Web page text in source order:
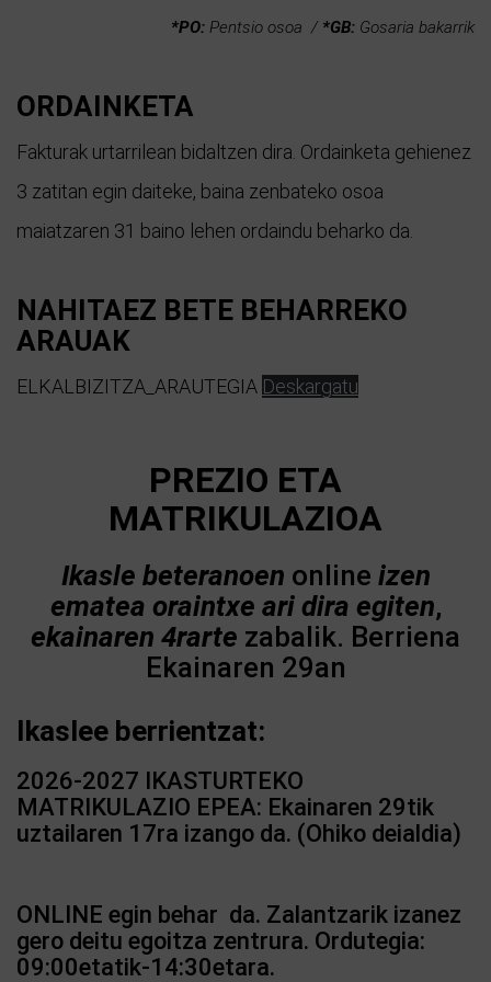
*PO: Pentsio osoa / *GB: Gosaria bakarrik
ORDAINKETA
Fakturak urtarrilean bidaltzen dira. Ordainketa gehienez
3 zatitan egin daiteke, baina zenbateko osoa
maiatzaren 31 baino lehen ordaindu beharko da.
NAHITAEZ BETE BEHARREKO
ARAUAK
ELKALBIZITZA_ARAUTEGIA Deskargatu
PREZIO ETA
MATRIKULAZIOA
Ikasle beteranoen online izen
ematea oraintxe ari dira egiten,
ekainaren 4rarte zabalik. Berriena
Ekainaren 29an
Ikaslee berrientzat:
2026-2027 IKASTURTEKO
MATRIKULAZIO EPEA: Ekainaren 29tik
uztailaren 17ra izango da. (Ohiko deialdia)
ONLINE egin behar da. Zalantzarik izanez
gero deitu egoitza zentrura. Ordutegia:
09:00etatik-14:30etara.